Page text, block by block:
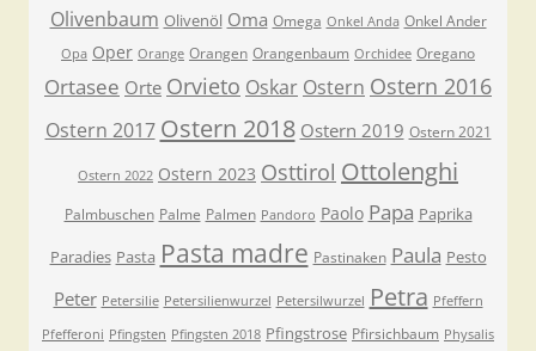
Olivenbaum Olivenöl Oma Omega Onkel Anda Onkel Ander
Opa Oper Orange Orangen Orangenbaum Orchidee Oregano
Ortasee Orte Orvieto Oskar Ostern Ostern 2016
Ostern 2017 Ostern 2018 Ostern 2019 Ostern 2021
Ostern 2022 Ostern 2023 Osttirol Ottolenghi
Palmbuschen Palme Palmen Pandoro Paolo Papa Paprika
Paradies Pasta Pasta madre Pastinaken Paula Pesto
Peter Petersilie Petersilienwurzel Petersilwurzel Petra Pfeffern
Pfefferoni Pfingsten Pfingsten 2018 Pfingstrose Pfirsichbaum Physalis